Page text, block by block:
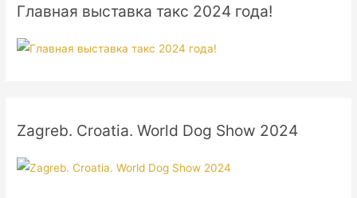
Главная выставка такс 2024 года!
Zagreb. Croatia. World Dog Show 2024